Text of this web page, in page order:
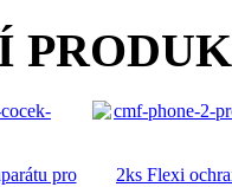
pro
2ks Flexi